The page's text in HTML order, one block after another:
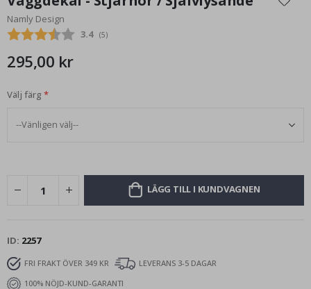
början
av
bildgalleriet
Namly Design
Snittbetyg:
3.4 (röster:
5)
295,00 kr
Välj färg
LÄGG TILL I KUNDVAGNEN
ID 2257
FRI FRAKT ÖVER 349 KR
LEVERANS 3-5 DAGAR
100% NÖJD-KUND-GARANTI